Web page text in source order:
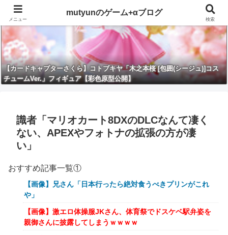
【カードキャプターさくら】コトブキヤ「木之本桜 [包囲(シージュ)]コス
チュームVer.」フィギュア【彩色原型公開】
識者「マリオカート8DXのDLCなんて凄く
ない、APEXやフォトナの拡張の方が凄
い」
おすすめ記事一覧①
【画像】兄さん「日本行ったら絶対食うべきプリンがこれ
や」
【画像】激エロ体操服JKさん、体育祭でドスケベ駅弁姿を
親御さんに披露してしまうｗｗｗｗ
メニュー
mutyunのゲーム+αブログ
検索